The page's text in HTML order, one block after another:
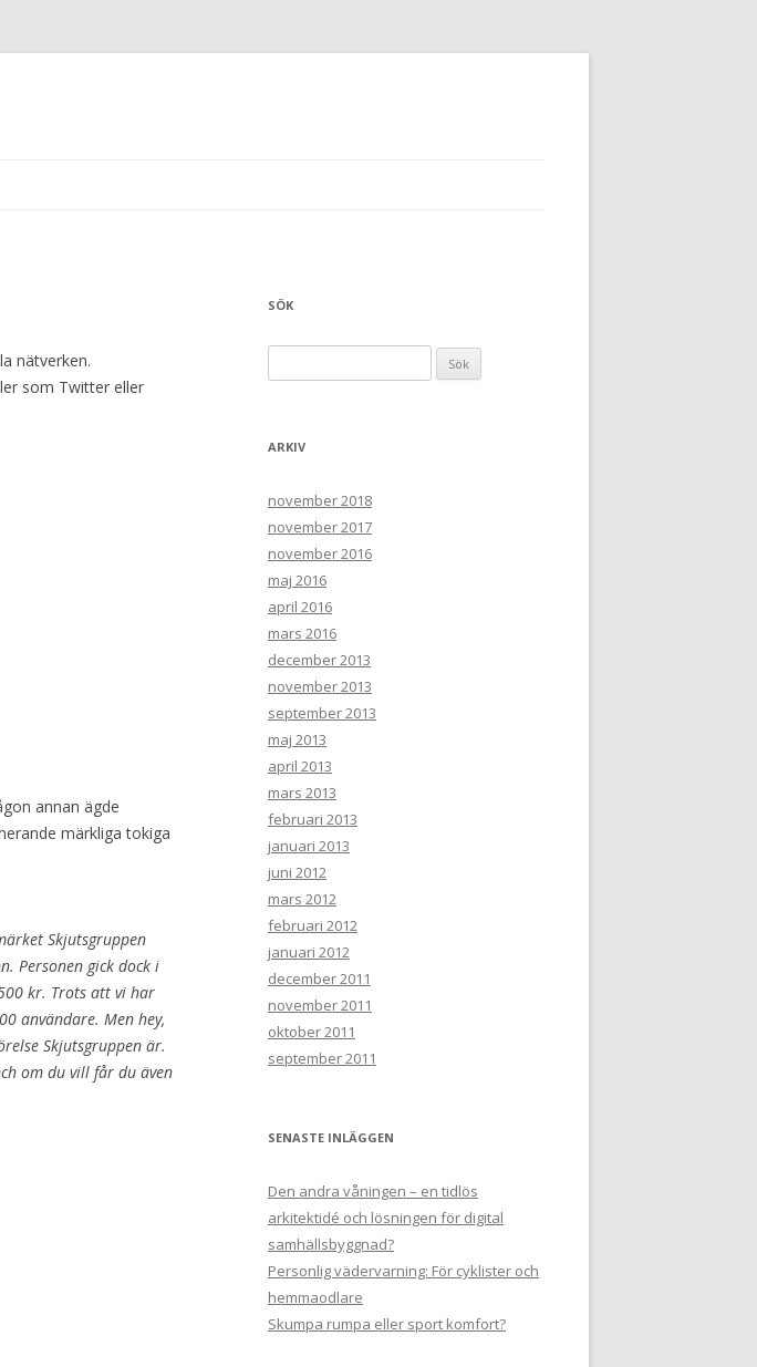
nätverken.
som Twitter eller
annan ägde
märkliga tokiga
Skjutsgruppen
Personen gick dock i
kr. Trots att vi har
användare. Men hey,
Skjutsgruppen är.
om du vill får du även
SÖK
ARKIV
november 2018
november 2017
november 2016
maj 2016
april 2016
mars 2016
december 2013
november 2013
september 2013
maj 2013
april 2013
mars 2013
februari 2013
januari 2013
juni 2012
mars 2012
februari 2012
januari 2012
december 2011
november 2011
oktober 2011
september 2011
SENASTE INLÄGGEN
Den andra våningen – en tidlös
arkitektidé och lösningen för digital
samhällsbyggnad?
Personlig vädervarning: För cyklister och
hemmaodlare
Skumpa rumpa eller sport komfort?